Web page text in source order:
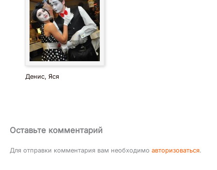
Денис, Яся
Оставьте комментарий
Для отправки комментария вам необходимо авторизоваться.